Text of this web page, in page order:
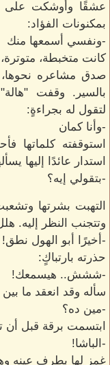
عشقًا وأوشكت على
بمكنونات الفؤاد:
-ونفسي أسمعها منك
كانت متخبطة،
صدق مشاعره
بالسير. وقفت
لتقول له بجراءةٍ:
-وأنا كمان
استوقفته كلماتها
استدار عائدًا إليها
-بتقولي إيه؟
التهبت بشرتها
وتتجنب النظر إليه.
-أخيرًا أبو الهول نطق!
حذرته بارتباكٍ:
-ششش.. هيسمعك!
سأله وقد انعقد ما بين
-مين ده؟
ابتسمت برقة قبل أن
-الباشا!
غمز لها بطرف عينه